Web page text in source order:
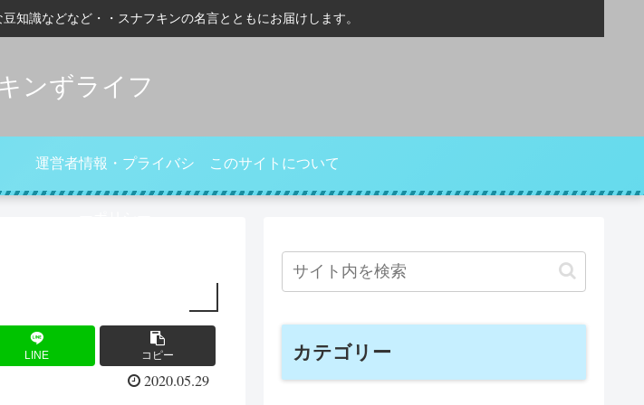
知識などなど・・スナフキンの名言とともにお届けします。
ンずライフ
運営者情報・プライバシ このサイトについて
LINE コピー
2020.05.29
カテゴリー